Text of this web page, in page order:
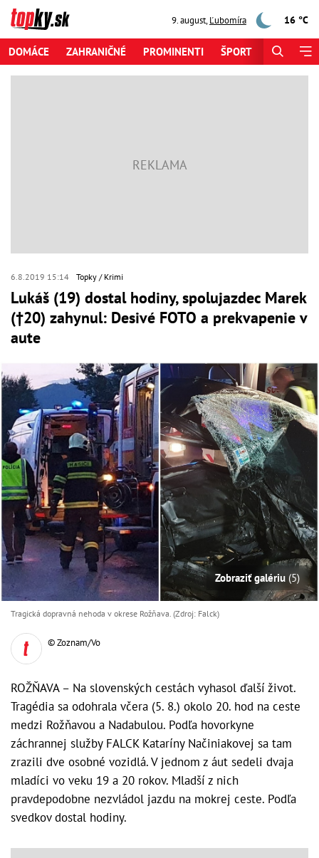
9. august,Ľubomíra 16 °C
DOMÁCE ZAHRANIČNÉ PROMINENTI ŠPORT
6.8.2019 15:14 Topky Krimi
Lukáš (19) dostal hodiny, spolujazdec Marek
(†20) zahynul: Desivé FOTO a prekvapenie v
aute
Zobraziť galériu (5)
Tragická dopravná nehoda v okrese Rožňava. (Zdroj: Falck)
© Zoznam/Vo
ROŽŇAVA – Na slovenských cestách vyhasol ďalší život.
Tragédia sa odohrala včera (5. 8.) okolo 20. hod na ceste
medzi Rožňavou a Nadabulou. Podľa hovorkyne
záchrannej služby FALCK Kataríny Načiniakovej sa tam
zrazili dve osobné vozidlá. V jednom z áut sedeli dvaja
mladíci vo veku 19 a 20 rokov. Mladší z nich
pravdepodobne nezvládol jazdu na mokrej ceste. Podľa
svedkov dostal hodiny.